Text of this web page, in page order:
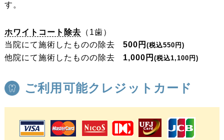
す。
ホワイトコート除去 （1歯）
当院にて施術したものの除去500円(税込550円)
他院にて施術したものの除去 1,000円(税込1,100円)
ご利用可能クレジットカード